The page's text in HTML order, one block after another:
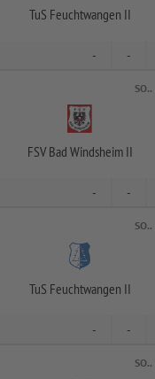
TuS Feuchtwangen II
- -
SO..
FSV Bad Windsheim II
- -
SO..
TuS Feuchtwangen II
- -
SO..